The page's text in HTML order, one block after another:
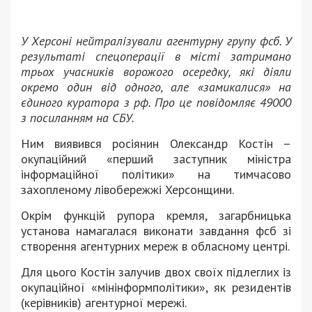
У Херсоні нейтралізували агентурну групу фсб. У
результаті спецоперації в місті затримано
трьох учасників ворожого осередку, які діяли
окремо один від одного, але «замикалися» на
єдиного куратора з рф. Про це повідомляє 49000
з посиланням на СБУ.
Ним виявився росіянин Олександр Костін –
окупаційний «перший заступник міністра
інформаційної політики» на тимчасово
захопленому лівобережжі Херсонщини.
Окрім функцій рупора кремля, загарбницька
установа намагалася виконати завдання фсб зі
створення агентурних мереж в обласному центрі.
Для цього Костін залучив двох своїх підлеглих із
окупаційної «мінінформполітики», як резидентів
(керівників) агентурної мережі.